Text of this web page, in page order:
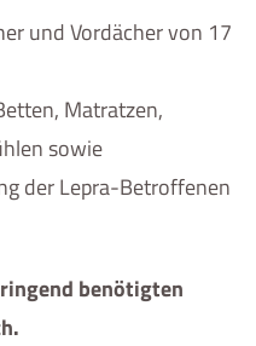
und Vordächer von 17
Matratzen,
sowie
der Lepra-Betroffenen
benötigten